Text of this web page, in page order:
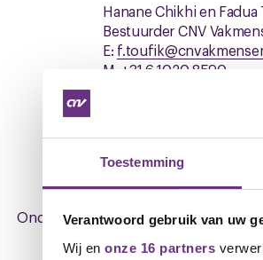
Toestemming
Verantwoord gebruik van uw
Wij en onze 16 partners
Hanane Chikhi en
Bestuurder CNV
E:
M: +31 6 1020 8590
Downloads